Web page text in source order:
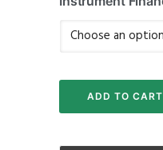
ADD TO CART